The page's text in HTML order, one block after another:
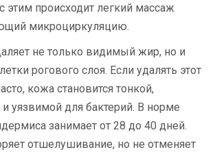
происходит легкий массаж
микроциркуляцию.
не только видимый жир, но и
рогового слоя. Если удалять этот
кожа становится тонкой,
и уязвимой для бактерий. В норме
занимает от 28 до 40 дней.
отшелушивание, но не отменяет